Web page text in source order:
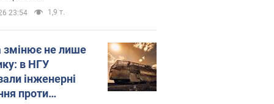
23:54 1,9 т.
змінює не лише
в НГУ
інженерні
проти